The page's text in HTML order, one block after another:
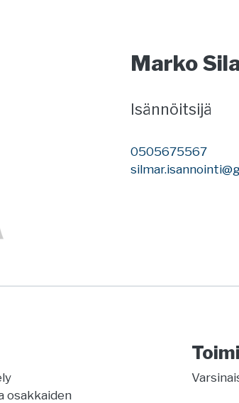
Marko
Isännöitsijä
0505675567
osakkaiden